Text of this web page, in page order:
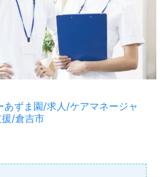
あずま園/求人/ケアマネージャ
/倉吉市